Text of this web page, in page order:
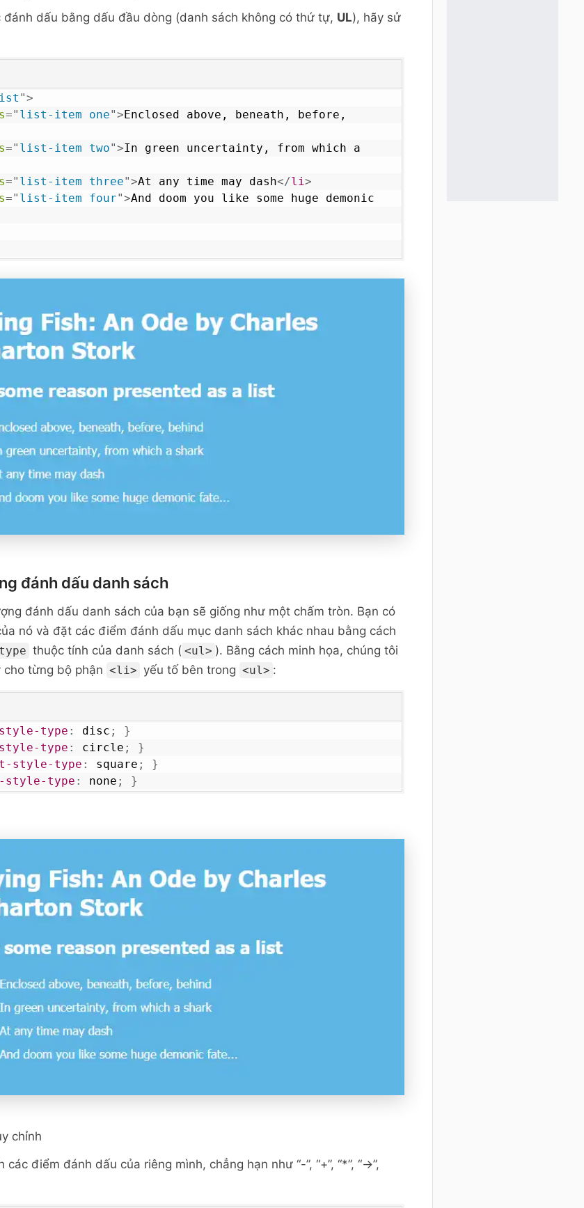
dấu bằng dấu đầu dòng (danh sách không có thứ tự, UL), hãy sử
">
=" list-item one">Enclosed above, beneath, before,
=" list-item two">In green uncertainty, from which a
=" list-item three">At any time may dash</li>
=" list-item four">And doom you like some huge demonic
đánh dấu danh sách
đánh dấu danh sách của bạn sẽ giống như một chấm tròn. Bạn có
nó và đặt các điểm đánh dấu mục danh sách khác nhau bằng cách
thuộc tính của danh sách ( <ul> ). Bằng cách minh họa, chúng tôi
cho từng bộ phận <li> yếu tố bên trong <ul> :
type : disc ;
}
type : circle ;
}
style-type : square ;
}
type : none ; }
chỉnh
các điểm đánh dấu của riêng mình, chẳng hạn như “-”, “+”, “*”, “→”,